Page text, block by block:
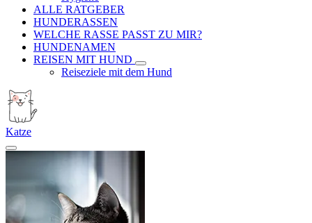
ALLE RATGEBER
HUNDERASSEN
WELCHE RASSE PASST ZU MIR?
HUNDENAMEN
REISEN MIT HUND
Reiseziele mit dem Hund
Katze